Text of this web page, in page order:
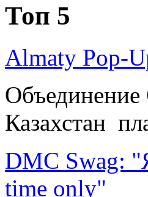
Топ 5
Almaty Pop-
Казахстан
DMC Swag:
time only"